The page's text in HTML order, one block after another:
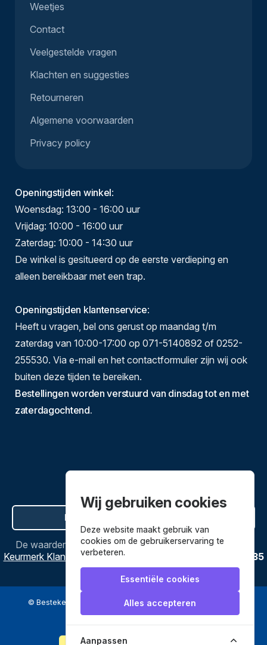
Weetjes
Contact
Veelgestelde vragen
Klachten en suggesties
Retourneren
Algemene voorwaarden
Privacy policy
Openingstijden winkel:
Woensdag: 13:00 - 16:00 uur
Vrijdag: 10:00 - 16:00 uur
Zaterdag: 10:00 - 14:30 uur
De winkel is gesitueerd op de eerste verdieping en
alleen bereikbaar met een trap.
Openingstijden klantenservice:
Heeft u vragen, bel ons gerust op maandag t/m
zaterdag van 10:00-17:00 op 071-5140892 of 0252-
255530. Via e-mail en het contactformulier zijn wij ook
buiten deze tijden te bereiken.
Bestellingen worden verstuurd van dinsdag tot en met
zaterdagochtend.
Hier de overeenkomst ontbinden
De waardering vanBestekenpannen.nlbijWebwinkel
Keurmerk Klantbeoordelingen
3635
reviews.
© Bestekenpannen.nl 2026 een webshop van
Wij gebruiken cookies
Deze website maakt gebruik van
cookies om de gebruikerservaring te
verbeteren.
Essentiële cookies
Alles accepteren
Aanpassen